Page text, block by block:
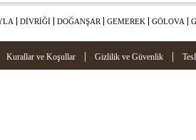
DİVRİĞİ DOĞANŞAR GEMEREK GÖLOVA
Kurallar ve Koşullar | Gizlilik ve Güvenlik |